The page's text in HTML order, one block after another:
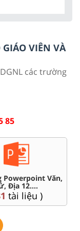
GIÁO VIÊN VÀ
các trường
85
Powerpoint Văn,
Địa 12....
tài liệu )